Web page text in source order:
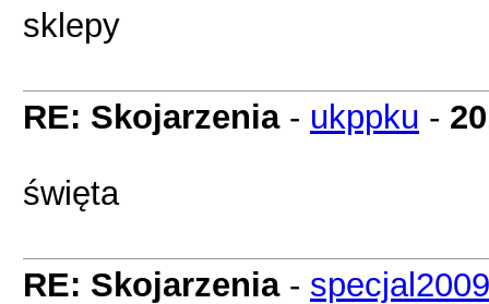
sklepy
RE: Skojarzenia- ukppku -
święta
RE: Skojarzenia- specjal2009